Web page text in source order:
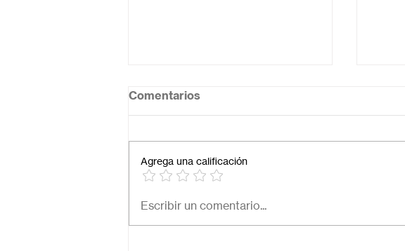
Necesito una secundaria
Comentarios
Agrega una calificación
Escribir un comentario...